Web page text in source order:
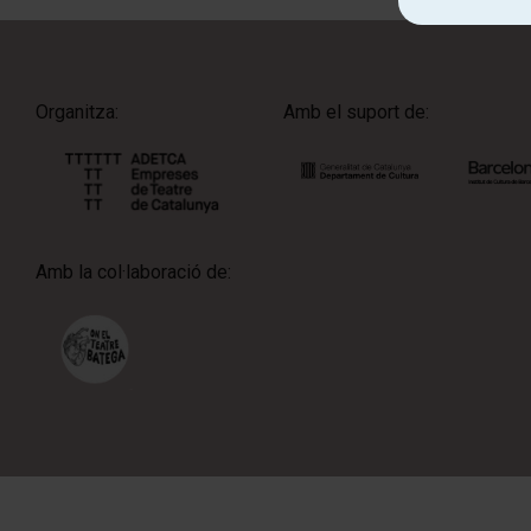
Organitza: Amb el suport de:
Amb la col·laboració de: